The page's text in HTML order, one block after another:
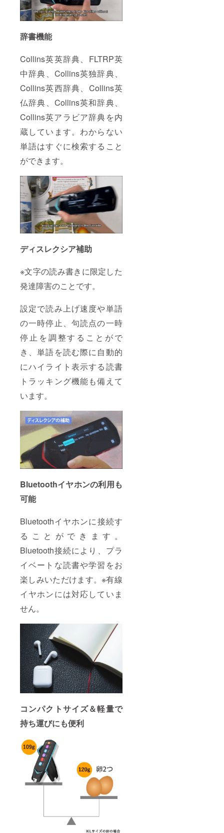
辞書機能
Collins英英辞典、FLTRP英
中辞典、Collins英独辞典、
Collins英西辞典、Collins英
仏辞典、Collins英和辞典、
Collins英アラビア辞典を内
蔵しています。わからない
単語はすぐに検索すること
ができます。
ディスレクシア補助
※文字の読み書きに限定した
発達障害のことです。
設定で読み上げ速度や単語
の一時停止、句読点の一時
停止を調整することがで
き、単語を読む際に自動的
にハイライト表示する読書
トラッキング機能も備えて
います。
Bluetoothイヤホンの利用も
可能
Bluetoothイヤホンに接続す
ることができます。
Bluetooth接続により、プラ
イベートな読書や学習をお
楽しみいただけます。※有線
イヤホンには対応していま
せん。
コンパクトサイズ＆軽量で
持ち運びにも便利